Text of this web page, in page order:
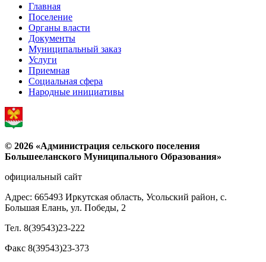
Главная
Поселение
Органы власти
Документы
Муниципальный заказ
Услуги
Приемная
Социальная сфера
Народные инициативы
© 2026 «Администрация сельского поселения
Большееланского Муниципального Образования»
официальный сайт
Адрес: 665493 Иркутская область, Усольский район, с.
Большая Елань, ул. Победы, 2
Тел. 8(39543)23-222
Факс 8(39543)23-373